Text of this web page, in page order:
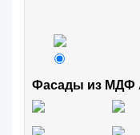
Фасады из МДФ